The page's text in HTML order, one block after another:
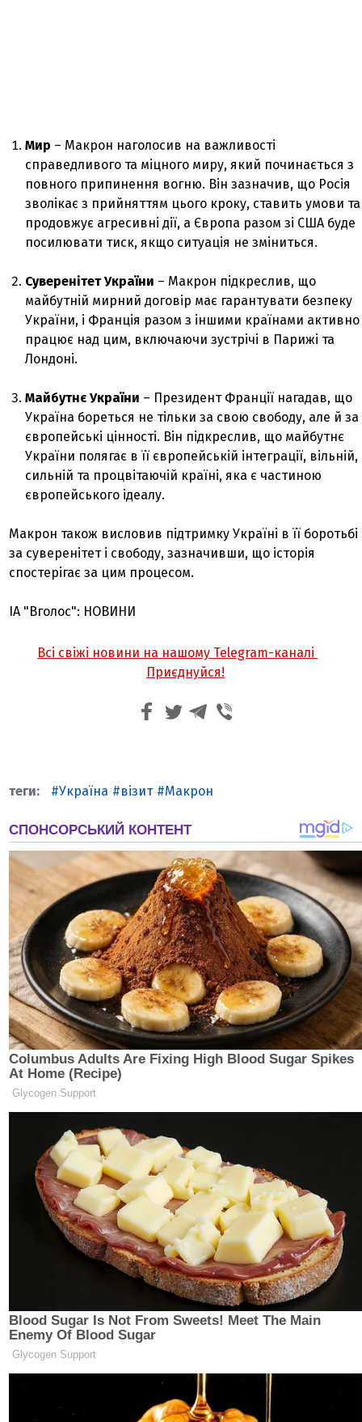
Мир – Макрон наголосив на важливості
справедливого та міцного миру, який починається з
повного припинення вогню. Він зазначив, що Росія
зволікає з прийняттям цього кроку, ставить умови та
продовжує агресивні дії, а Європа разом зі США буде
посилювати тиск, якщо ситуація не зміниться.
Суверенітет України – Макрон підкреслив, що
майбутній мирний договір має гарантувати безпеку
України, і Франція разом з іншими країнами активно
працює над цим, включаючи зустрічі в Парижі та
Лондоні.
Майбутнє України – Президент Франції нагадав, що
Україна бореться не тільки за свою свободу, але й за
європейські цінності. Він підкреслив, що майбутнє
України полягає в її європейській інтеграції, вільній,
сильній та процвітаючій країні, яка є частиною
європейського ідеалу.
Макрон також висловив підтримку Україні в її боротьбі
за суверенітет і свободу, зазначивши, що історія
спостерігає за цим процесом.
ІА "Вголос": НОВИНИ
Всі свіжі новини на нашому Telegram-каналі
Приєднуйся!
Україна візит Макрон